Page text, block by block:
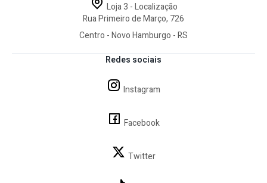
Redes sociais
Instagram
Facebook
Twitter
Loja 3 - Localização
Rua Primeiro de Março, 726
Centro - Novo Hamburgo - RS